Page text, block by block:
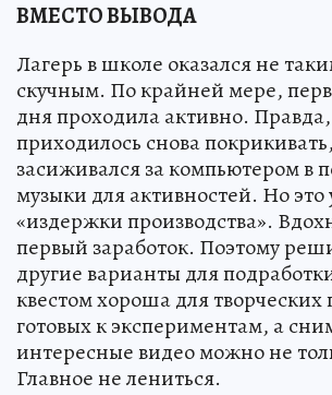
ВМЕСТО ВЫВОДА
Лагерь в школе оказался не
скучным. По крайней мере,
дня проходила активно.
приходилось снова
засиживался за компьютером в
музыки для активностей. Но это
«издержки производства».
первый заработок. Поэтому
другие варианты для
квестом хороша для творческих
готовых к экспериментам, а
интересные видео можно не
Главное не лениться.